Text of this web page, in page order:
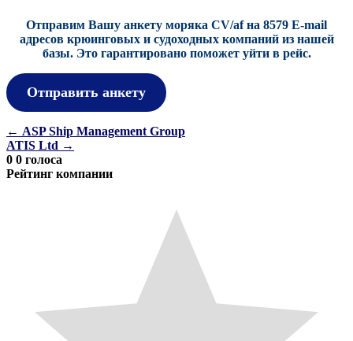
Отправим Вашу анкету моряка CV/af на 8579 E-mail
адресов крюинговых и судоходных компаний из нашей
базы. Это гарантировано поможет уйти в рейс.
Отправить анкету
Навигация
по
записям
← ASP Ship Management Group
ATIS Ltd →
0 0 голоса
Рейтинг компании